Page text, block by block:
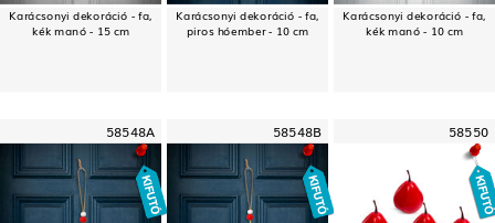
Karácsonyi dekoráció - fa,
kék manó - 15 cm
Karácsonyi dekoráció - fa,
piros hóember - 10 cm
Karácsonyi dekoráció - fa,
kék manó - 10 cm
58548A 58548B 58550